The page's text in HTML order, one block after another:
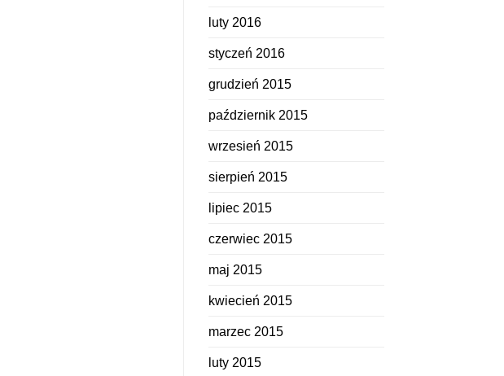
luty 2016
styczeń 2016
grudzień 2015
październik 2015
wrzesień 2015
sierpień 2015
lipiec 2015
czerwiec 2015
maj 2015
kwiecień 2015
marzec 2015
luty 2015